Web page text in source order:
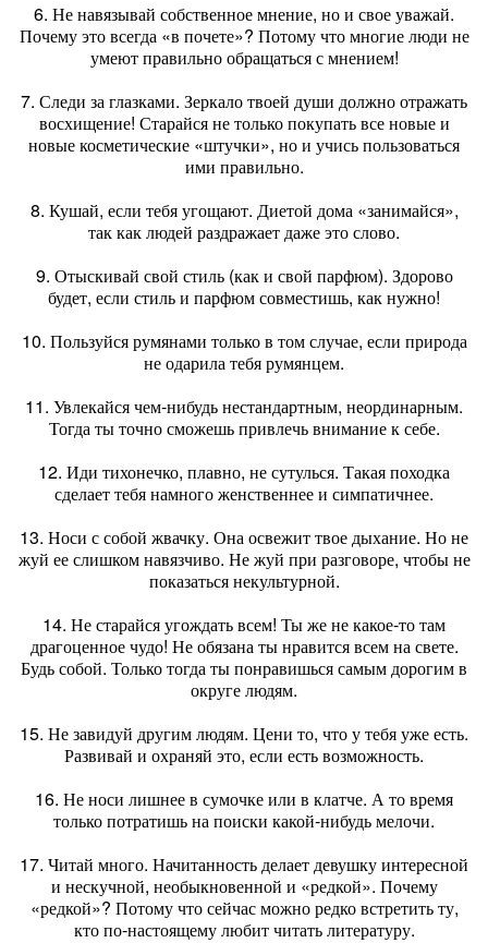
6. Не навязывай собственное мнение, но и свое уважай.
Почему это всегда «в почете»? Потому что многие люди не
умеют правильно обращаться с мнением!
7. Следи за глазками. Зеркало твоей души должно отражать
восхищение! Старайся не только покупать все новые и
новые косметические «штучки», но и учись пользоваться
ими правильно.
8. Кушай, если тебя угощают. Диетой дома «занимайся»,
так как людей раздражает даже это слово.
9. Отыскивай свой стиль (как и свой парфюм). Здорово
будет, если стиль и парфюм совместишь, как нужно!
10. Пользуйся румянами только в том случае, если природа
не одарила тебя румянцем.
11. Увлекайся чем-нибудь нестандартным, неординарным.
Тогда ты точно сможешь привлечь внимание к себе.
12. Иди тихонечко, плавно, не сутулься. Такая походка
сделает тебя намного женственнее и симпатичнее.
13. Носи с собой жвачку. Она освежит твое дыхание. Но не
жуй ее слишком навязчиво. Не жуй при разговоре, чтобы не
показаться некультурной.
14. Не старайся угождать всем! Ты же не какое-то там
драгоценное чудо! Не обязана ты нравится всем на свете.
Будь собой. Только тогда ты понравишься самым дорогим в
округе людям.
15. Не завидуй другим людям. Цени то, что у тебя уже есть.
Развивай и охраняй это, если есть возможность.
16. Не носи лишнее в сумочке или в клатче. А то время
только потратишь на поиски какой-нибудь мелочи.
17. Читай много. Начитанность делает девушку интересной
и нескучной, необыкновенной и «редкой». Почему
«редкой»? Потому что сейчас можно редко встретить ту,
кто по-настоящему любит читать литературу.